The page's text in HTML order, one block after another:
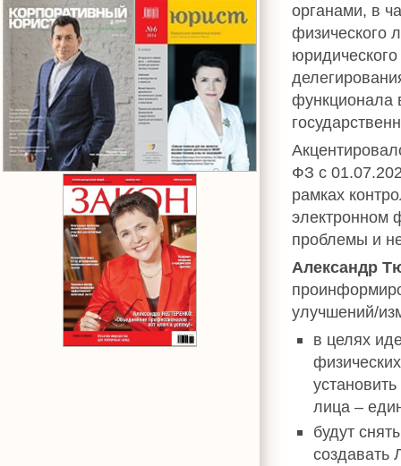
органами, в
физического
функционала
ФЗ с
рамках
электронном
проблемы и
Александр
улучшений/
в целях
лица –
будут
создавать